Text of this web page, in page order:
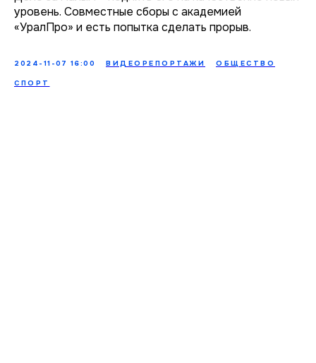
уровень. Совместные сборы с академией
«УралПро» и есть попытка сделать прорыв.
2024-11-07 16:00 ВИДЕОРЕПОРТАЖИ ОБЩЕСТВО
СПОРТ